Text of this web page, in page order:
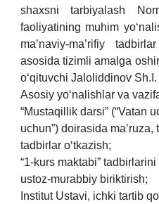
shaxsni tarbiyalash
faoliyatining muhim
ma’naviy-ma’rifiy
asosida tizimli amalga
o‘qituvchi Jaloliddinov
Asosiy yo‘nalishlar va
“Mustaqillik darsi” (“Vatan
uchun”) doirasida
tadbirlar o‘tkazish;
“1-kurs maktabi”
ustoz-murabbiy biriktirish;
Institut Ustavi, ichki tartib